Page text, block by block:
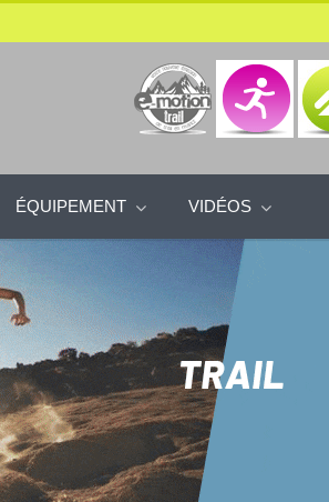
ÉQUIPEMENT VIDÉOS